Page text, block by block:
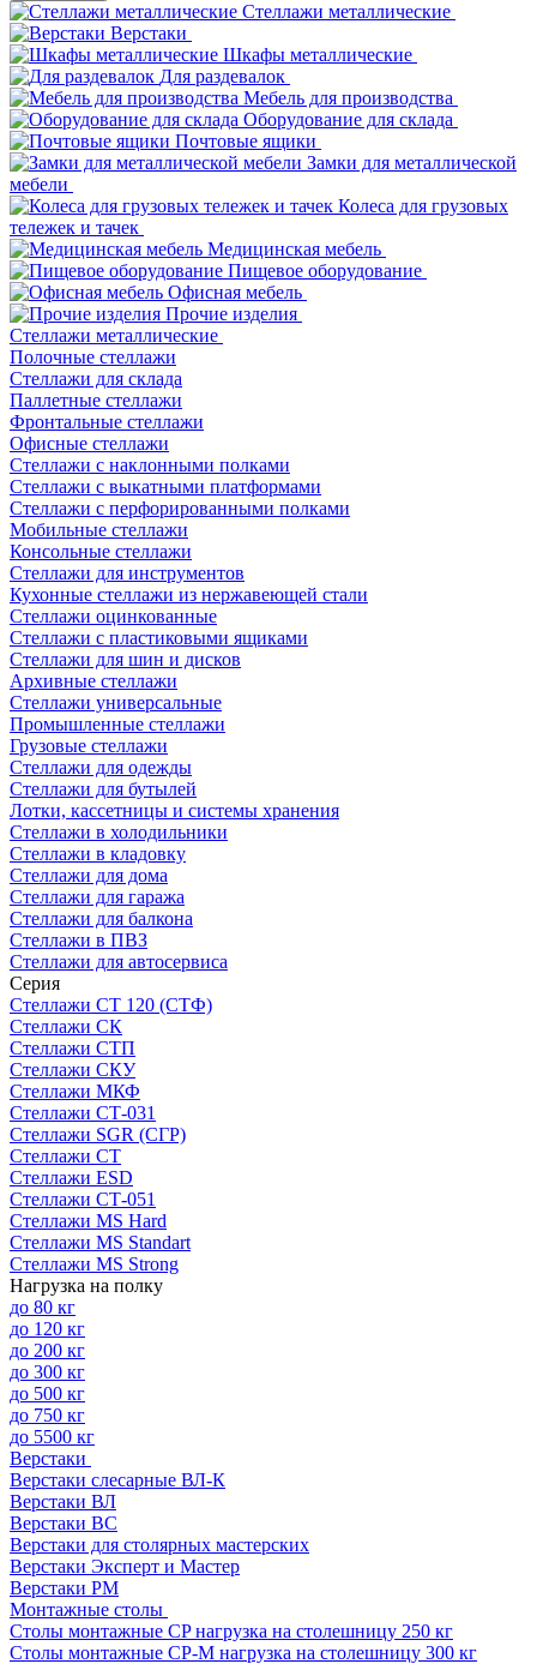
Стеллажи металлические
Верстаки
Шкафы металлические
Для раздевалок
Мебель для производства
Оборудование для склада
Почтовые ящики
Замки для металлической
мебели
Колеса для грузовых
тележек и тачек
Медицинская мебель
Пищевое оборудование
Офисная мебель
Прочие изделия
Стеллажи металлические
Полочные стеллажи
Стеллажи для склада
Паллетные стеллажи
Фронтальные стеллажи
Офисные стеллажи
Стеллажи с наклонными полками
Стеллажи с выкатными платформами
Стеллажи с перфорированными полками
Мобильные стеллажи
Консольные стеллажи
Стеллажи для инструментов
Кухонные стеллажи из нержавеющей стали
Стеллажи оцинкованные
Стеллажи с пластиковыми ящиками
Стеллажи для шин и дисков
Архивные стеллажи
Стеллажи универсальные
Промышленные стеллажи
Грузовые стеллажи
Стеллажи для одежды
Стеллажи для бутылей
Лотки, кассетницы и системы хранения
Стеллажи в холодильники
Стеллажи в кладовку
Стеллажи для дома
Стеллажи для гаража
Стеллажи для балкона
Стеллажи в ПВЗ
Стеллажи для автосервиса
Серия
Стеллажи СТ 120 (СТФ)
Стеллажи СК
Стеллажи СТП
Стеллажи СКУ
Стеллажи МКФ
Стеллажи СТ-031
Стеллажи SGR (СГР)
Стеллажи СТ
Стеллажи ESD
Стеллажи СТ-051
Стеллажи MS Hard
Стеллажи MS Standart
Стеллажи MS Strong
Нагрузка на полку
до 80 кг
до 120 кг
до 200 кг
до 300 кг
до 500 кг
до 750 кг
до 5500 кг
Верстаки
Верстаки слесарные ВЛ-К
Верстаки ВЛ
Верстаки ВС
Верстаки для столярных мастерских
Верстаки Эксперт и Мастер
Верстаки РМ
Монтажные столы
Столы монтажные СP нагрузка на столешницу 250 кг
Столы монтажные СР-М нагрузка на столешницу 300 кг